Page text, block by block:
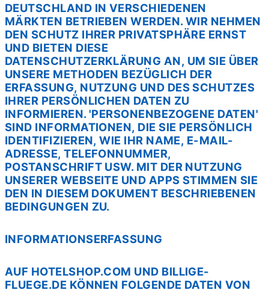
DEUTSCHLAND IN VERSCHIEDENEN
MÄRKTEN BETRIEBEN WERDEN. WIR NEHMEN
DEN SCHUTZ IHRER PRIVATSPHÄRE ERNST
UND BIETEN DIESE
DATENSCHUTZERKLÄRUNG AN, UM SIE ÜBER
UNSERE METHODEN BEZÜGLICH DER
ERFASSUNG, NUTZUNG UND DES SCHUTZES
IHRER PERSÖNLICHEN DATEN ZU
INFORMIEREN. 'PERSONENBEZOGENE DATEN'
SIND INFORMATIONEN, DIE SIE PERSÖNLICH
IDENTIFIZIEREN, WIE IHR NAME, E-MAIL-
ADRESSE, TELEFONNUMMER,
POSTANSCHRIFT USW. MIT DER NUTZUNG
UNSERER WEBSEITE UND APPS STIMMEN SIE
DEN IN DIESEM DOKUMENT BESCHRIEBENEN
BEDINGUNGEN ZU.
INFORMATIONSERFASSUNG
AUF HOTELSHOP.COM UND BILLIGE-
FLUEGE.DE KÖNNEN FOLGENDE DATEN VON